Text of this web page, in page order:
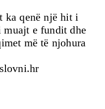
ka qenë një hit i
muajt e fundit dhe
më të njohura